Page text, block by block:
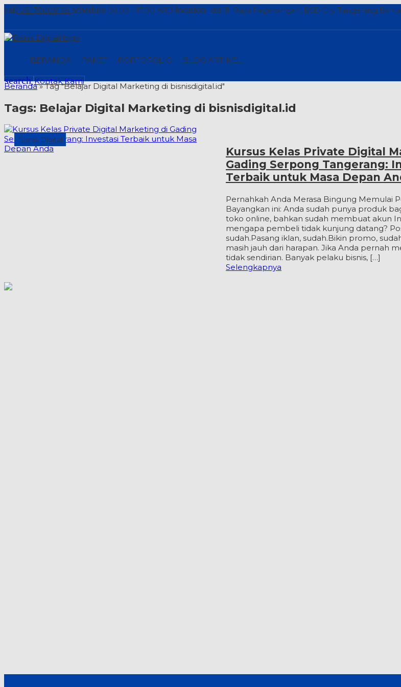
call 08170009168 schedule 09.00 - 17.00 WIB location_on Jl. Raya Pagedangan, BSD City Tangerang
BERANDA PAKET PORTOFOLIO BLOG ARTIKEL
search Kontak Kami
Beranda»Tag "Belajar Digital Marketing di bisnisdigital.id"
Tags: Belajar Digital Marketing di bisnisdigital.id
Bisnis Digital
Kursus Kelas Private Digital
Gading Serpong Tangerang:
Terbaik untuk Masa Depan
Pernahkah Anda Merasa Bingung Memulai
Bayangkan ini: Anda sudah punya produk
toko online, bahkan sudah membuat akun
mengapa pembeli tidak kunjung datang?
sudah.Pasang iklan, sudah.Bikin promo,
masih jauh dari harapan. Jika Anda pernah
tidak sendirian. Banyak pelaku bisnis, […]
Selengkapnya